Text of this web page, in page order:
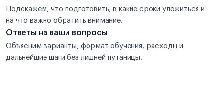
Подскажем, что подготовить, в какие сроки уложиться и
на что важно обратить внимание.
Ответы на ваши вопросы
Объясним варианты, формат обучения, расходы и
дальнейшие шаги без лишней путаницы.